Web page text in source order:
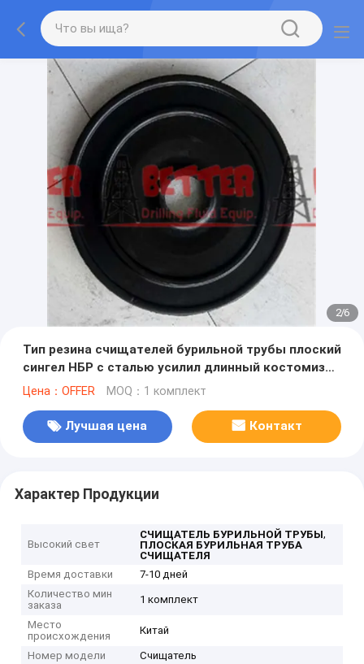
2/6
Тип резина счищателей бурильной трубы плоский
сингел НБР с сталью усилил длинный костомизед
цвет сопротивления масла обслуживания
Цена：OFFER MOQ：1 комплект
Лучшая цена Контакт
Характер Продукции
Высокий свет
СЧИЩАТЕЛЬ БУРИЛЬНОЙ ТРУБЫ,
ПЛОСКАЯ БУРИЛЬНАЯ ТРУБА
СЧИЩАТЕЛЯ
Время доставки
7-10 дней
Количество мин
заказа
1 комплект
Место
происхождения
Китай
Номер модели
Счищатель